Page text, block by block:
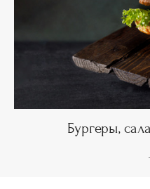
Бургеры,